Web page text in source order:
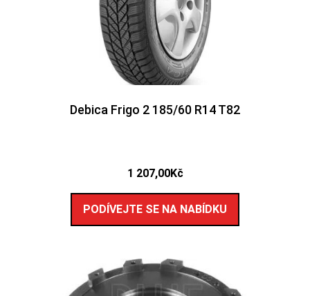
Debica Frigo 2 185/60 R14 T82
1 207,00Kč
PODÍVEJTE SE NA NABÍDKU